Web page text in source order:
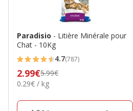
Paradisio - Litière Minérale pour
Chat - 10Kg
4.7
étoiles
avec
787
4.7(787)
Prix
précédent
2.99€5.99€
0.29€
Kg
0.29€ / kg